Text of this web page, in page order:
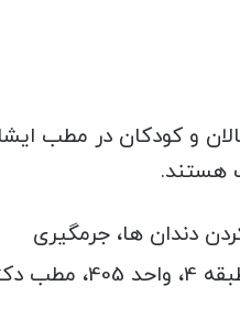
و کودکان در مطب
هستند.
دندان ها، جرمگیری
شیراز، میدان معلم ، نبش کوچه 2 فرهنگ شهر ، ساختمان سما، بالای